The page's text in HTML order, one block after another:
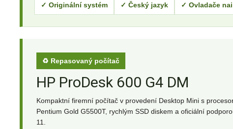
✓ Originální systém ✓ Český jazyk ✓ Ovladače
♻️ Repasovaný počítač
HP ProDesk 600 G4 DM
Kompaktní firemní počítač v provedení Desktop Mini s
Pentium Gold G5500T, rychlým SSD diskem a oficiální
11.